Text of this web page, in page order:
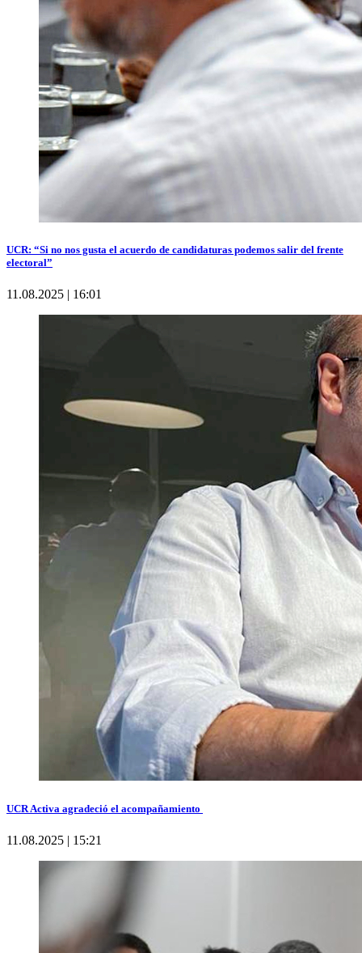
UCR: “Si no nos gusta el acuerdo de candidaturas podemos salir del frente
electoral”
11.08.2025 | 16:01
UCR Activa agradeció el acompañamiento
11.08.2025 | 15:21